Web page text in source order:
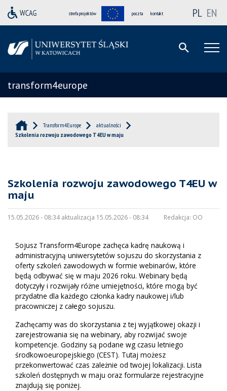
strefa projektów poczta kontakt PL EN
transform4europe
Transform4Europe
aktualności
Szkolenia rozwoju zawodowego T4EU w maju
Szkolenia rozwoju zawodowego T4EU w
maju
15.05.2026 - 08:34 aktualizacja 15.05.2026 - 08:34 Redakcja: OO
Sojusz Transform4Europe zachęca kadrę naukową i
administracyjną uniwersytetów sojuszu do skorzystania z
oferty szkoleń zawodowych w formie webinarów, które
będą odbywać się w maju 2026 roku. Webinary będą
dotyczyły i rozwijały różne umiejętności, które mogą być
przydatne dla każdego członka kadry naukowej i/lub
pracowniczej z całego sojuszu.
Zachęcamy was do skorzystania z tej wyjątkowej okazji i
zarejestrowania się na webinary, aby rozwijać swoje
kompetencje. Godziny są podane wg czasu letniego
środkowoeuropejskiego (CEST). Tutaj możesz
przekonwertować czas zależnie od twojej lokalizacji. Lista
szkoleń dostępnych w maju oraz formularze rejestracyjne
znajdują się poniżej.